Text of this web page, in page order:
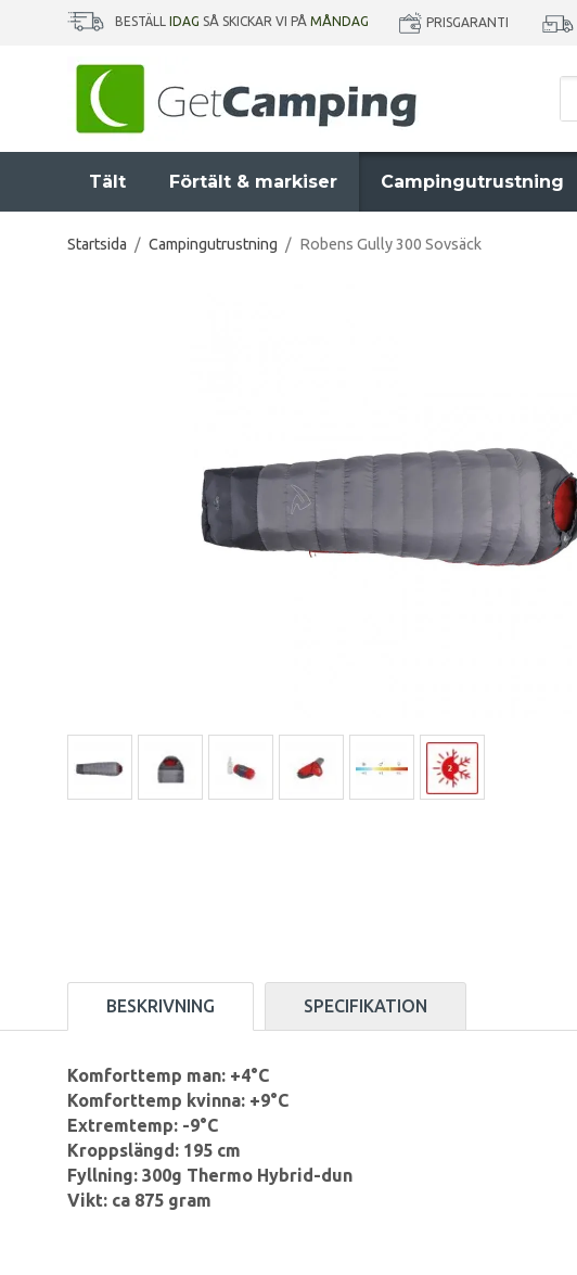
BESTÄLL IDAG SÅ SKICKAR VI PÅ MÅNDAG PRISGARANTI
Tält Förtält & markiser Campingutrustning
Startsida / Campingutrustning / Robens Gully 300 Sovsäck
BESKRIVNING SPECIFIKATION
Komforttemp man: +4°C
Komforttemp kvinna: +9°C
Extremtemp: -9°C
Kroppslängd: 195 cm
Fyllning: 300g Thermo Hybrid-dun
Vikt: ca 875 gram